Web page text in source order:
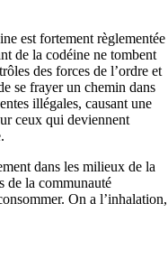
est fortement règlementée
de la codéine ne tombent
des forces de l’ordre et
se frayer un chemin dans
illégales, causant une
ceux qui deviennent
dans les milieux de la
de la communauté
On a l’inhalation,